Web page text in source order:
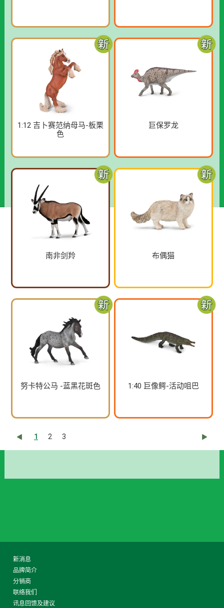
1:12 吉卜赛范纳母马-板栗
色
巨保罗龙
南非剑羚 布偶猫
努卡特公马 -蓝黑花斑色 1:40 巨像鳄-活动咀巴
1 2 3
新消息
品牌简介
分销商
联络我们
讯息回馈及建议